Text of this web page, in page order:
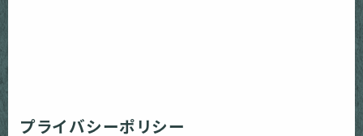
プライバシーポリシー